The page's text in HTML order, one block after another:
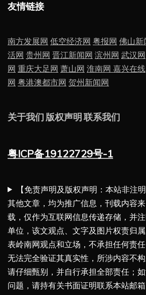
友情链接
南方发展网 低空经济网 粤报网 佛山新
活网 贵州网 晋江新闻网 滨州网 武汉网
网 重庆大足网 萧山网 淮南网 嘉兴在线
网 粤港澳都市网 贺州新闻网
关于我们 版权声明 联系我们
粤ICP备19122729号-1
【免责声明及版权声明：本站非注
其他文章，均为推广信息，刊载内容
载，仅作为互联网信息传递存储，并
单位，该文观点、文字及图片权责归
表岭南网观点和立场，不承担任何责
无法完全验证其真实性，所涉内容不
请仔细甄别，并自行承担全部责任；
问题，请持有关书面证明联系本站邮箱